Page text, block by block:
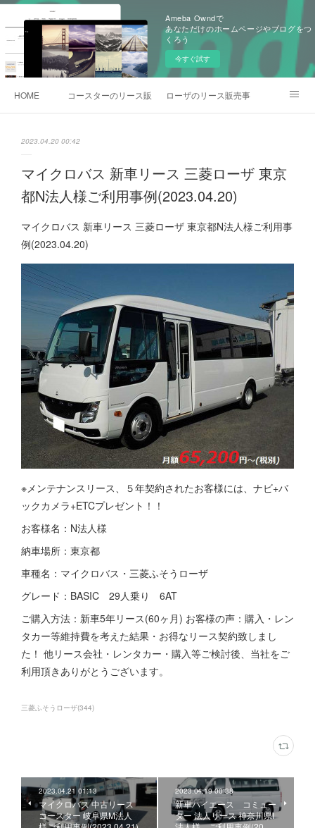
Ameba Owndで
あなただけのホームページやブログをつ
くろう
今すぐ試す
HOME コースターのリース販売事例ローザのリース販売事例
2023.04.20 00:42
マイクロバス 新車リース 三菱ローザ 東京
都N法人様ご利用事例(2023.04.20)
マイクロバス 新車リース 三菱ローザ 東京都N法人様ご利用事
例(2023.04.20)
※メンテナンスリース、５年契約されたお客様には、ナビ+バ
ックカメラ+ETCプレゼント！！
お客様名：N法人様
納車場所：東京都
車種名：マイクロバス・三菱ふそうローザ
グレード：BASIC 29人乗り 6AT
ご購入方法：新車5年リース(60ヶ月) お客様の声：購入・レン
タカー等維持費を考えた結果・お得なリース契約致しまし
た！ 他リース会社・レンタカー・購入等ご検討後、当社をご
利用頂きありがとうございます。
三菱ふそうローザ(344)
2023.04.21 01:13
マイクロバス 中古リース
コースター 岐阜県M法人
様ご利用事例(2023.04.21)
2023.04.19 00:38
新車ハイエース コミュー
ター 法人リース 神奈川県I
法人様、ご利用事例(20…